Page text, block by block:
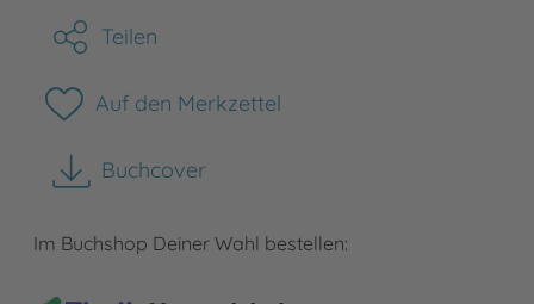
Teilen
Auf den Merkzettel
Buchcover
herunterladen
Im Buchshop Deiner Wahl bestellen: